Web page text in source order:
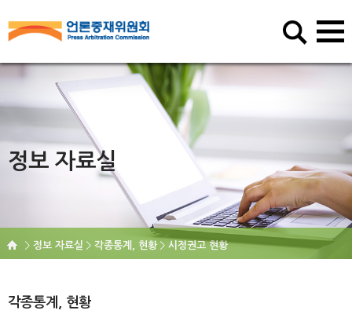
정보 자료실
정보 자료실 각종통계, 현황 시정권고 현황
각종통계, 현황